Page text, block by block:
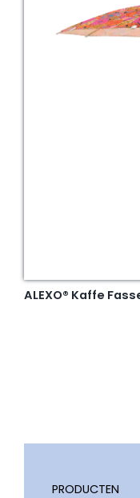
ALEXO® Kaffe
PRODUCTEN